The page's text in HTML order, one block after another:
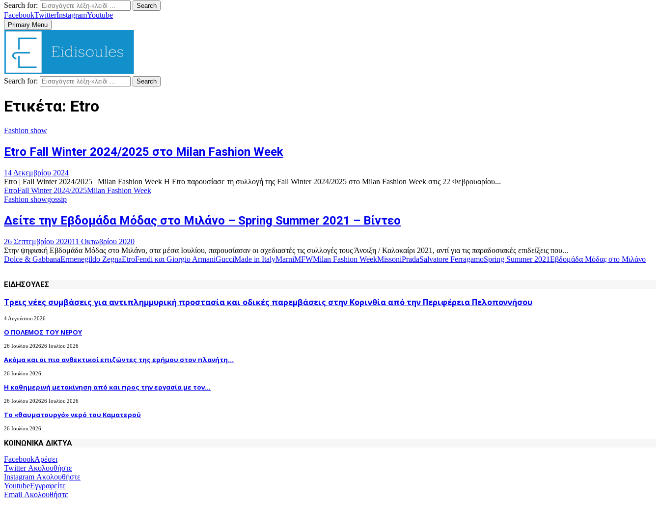
Search for: Search
FacebookTwitterInstagramYoutube
Primary Menu
Search for: Search
Ετικέτα: Etro
Fashion show
Etro Fall Winter 2024/2025 στο Milan Fashion Week
14 Δεκεμβρίου 2024
Etro | Fall Winter 2024/2025 | Milan Fashion Week Η Etro παρουσίασε τη συλλογή της Fall Winter 2024/2025 στο Milan Fashion Week στις 22 Φεβρουαρίου...
EtroFall Winter 2024/2025Milan Fashion Week
Fashion showgossip
Δείτε την Εβδομάδα Μόδας στο Μιλάνο – Spring Summer 2021 – Βίντεο
26 Σεπτεμβρίου 202011 Οκτωβρίου 2020
Στην ψηφιακή Εβδομάδα Μόδας στο Μιλάνο, στα μέσα Ιουλίου, παρουσίασαν οι σχεδιαστές τις συλλογές τους Άνοιξη / Καλοκαίρι 2021, αντί για τις παραδοσιακές επιδείξεις που...
Dolce & GabbanaErmenegildo ZegnaEtroFendi και Giorgio ArmaniGucciMade in ItalyMarniMFWMilan Fashion WeekMissoniPradaSalvatore FerragamoSpring Summer 2021Εβδομάδα Μόδας στο Μιλάνο
ΕΙΔΗΣΟΥΛΕΣ
Τρεις νέες συμβάσεις για αντιπλημμυρική προστασία και οδικές παρεμβάσεις στην Κορινθία από την Περιφέρεια Πελοποννήσου
4 Αυγούστου 2026
Ο ΠΟΛΕΜΟΣ ΤΟΥ ΝΕΡΟΥ
26 Ιουλίου 202626 Ιουλίου 2026
Ακόμα και οι πιο ανθεκτικοί επιζώντες της ερήμου στον πλανήτη...
26 Ιουλίου 2026
H καθημερινή μετακίνηση από και προς την εργασία με τον...
26 Ιουλίου 202626 Ιουλίου 2026
Το «θαυματουργό» νερό του Καματερού
26 Ιουλίου 2026
ΚΟΙΝΩΝΙΚΑ ΔΙΚΤΥΑ
FacebookΑρέσει
TwitterΑκολουθήστε
Instagram Ακολουθήστε
YoutubeΕγγραφείτε
Email Ακολουθήστε